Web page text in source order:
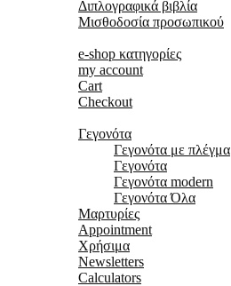
Διπλογραφικά βιβλία
Μισθοδοσία προσωπικού
e-shop κατηγορίες
my account
Cart
Checkout
Γεγονότα
Γεγονότα με πλέγμα
Γεγονότα
Γεγονότα modern
Γεγονότα Όλα
Μαρτυρίες
Appointment
Χρήσιμα
Newsletters
Calculators